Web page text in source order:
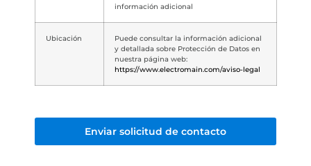
información adicional
Ubicación
Puede consultar la información adicional
y detallada sobre Protección de Datos en
nuestra página web:
https://www.electromain.com/aviso-legal
Enviar solicitud de contacto